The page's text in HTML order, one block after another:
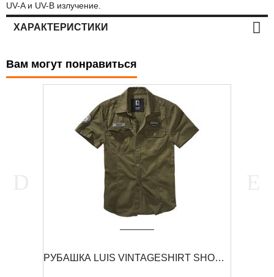
UV-A и UV-B излучение.
ХАРАКТЕРИСТИКИ
Вам могут понравиться
РУБАШКА LUIS VINTAGESHIRT SHORT BRANDIT